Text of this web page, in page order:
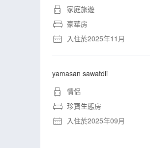
家庭旅遊
豪華房
入住於2025年11月
yamasan sawatdii
情侶
珍寶生態房
入住於2025年09月